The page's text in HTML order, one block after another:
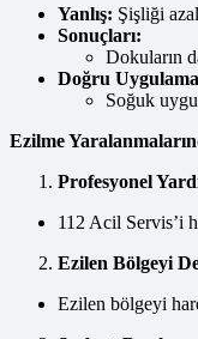
Yanlış: Şişliği
Sonuçları:
Dokuların
Doğru
Soğuk
Ezilme
Profesyonel
112 Acil Servis’i
Ezilen Bölgeyi
Ezilen bölgeyi